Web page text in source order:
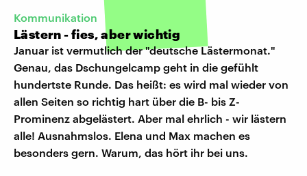
Kommunikation
Lästern - fies, aber wichtig
Januar ist vermutlich der "deutsche Lästermonat."
Genau, das Dschungelcamp geht in die gefühlt
hundertste Runde. Das heißt: es wird mal wieder von
allen Seiten so richtig hart über die B- bis Z-
Prominenz abgelästert. Aber mal ehrlich - wir lästern
alle! Ausnahmslos. Elena und Max machen es
besonders gern. Warum, das hört ihr bei uns.